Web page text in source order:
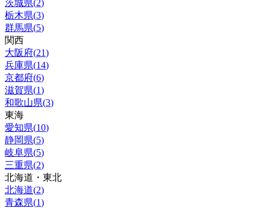
茨城県(2)
栃木県(3)
群馬県(5)
関西
大阪府(21)
兵庫県(14)
京都府(6)
滋賀県(1)
和歌山県(3)
東海
愛知県(10)
静岡県(5)
岐阜県(5)
三重県(2)
北海道・東北
北海道(2)
青森県(1)